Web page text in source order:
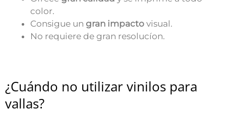
color.
Consigue un gran impacto visual.
No requiere de gran resolucíon.
¿Cuándo no utilizar vinilos para
vallas?